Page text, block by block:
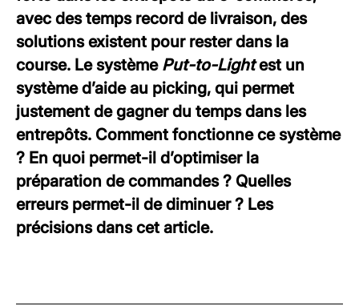
avec des temps record de livraison, des
solutions existent pour rester dans la
course. Le système Put-to-Lightest un
système d’aide au picking, qui permet
justement de gagner du temps dans les
entrepôts. Comment fonctionne ce système
? En quoi permet-il d’optimiser la
préparation de commandes ? Quelles
erreurs permet-il de diminuer ? Les
précisions dans cet article.